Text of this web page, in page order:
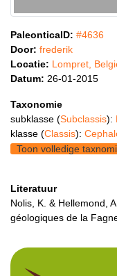
PaleonticaID: #4636
Door: frederik
Locatie: Lompret,
Datum: 26-01-2015
Taxonomie
subklasse (Subclassis):
klasse (Classis):
Toon volledige
Literatuur
Nolis, K. & Hellemond,
géologiques de la